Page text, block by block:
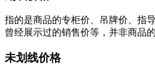
指的是商品的专柜价、吊牌价、指
曾经展示过的销售价等，并非商品
未划线价格